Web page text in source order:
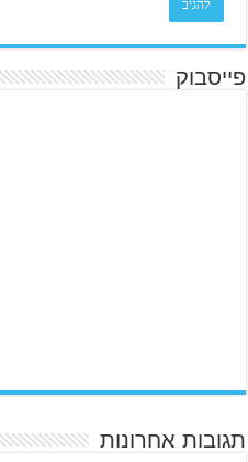
פייסבוק
תגובות אחרונות